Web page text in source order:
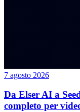
7 agosto 2026
Da Elser AI a
completo per